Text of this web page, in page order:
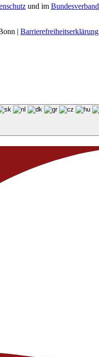
und im Bundesverband
| Barrierefreiheitserklärung